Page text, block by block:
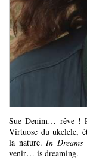
Sue Denim… rêve !
Virtuose du ukelele,
la nature.In Dreams
venir… is dreaming.